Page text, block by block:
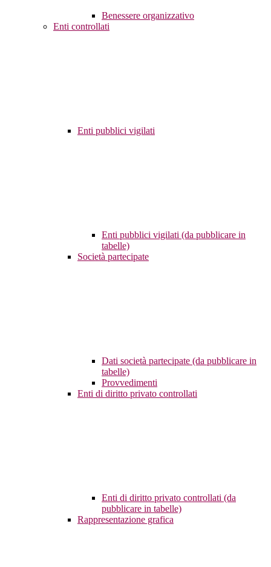
Benessere organizzativo
Enti controllati
Enti pubblici vigilati
Enti pubblici vigilati (da pubblicare in
tabelle)
Società partecipate
Dati società partecipate (da pubblicare in
tabelle)
Provvedimenti
Enti di diritto privato controllati
Enti di diritto privato controllati (da
pubblicare in tabelle)
Rappresentazione grafica